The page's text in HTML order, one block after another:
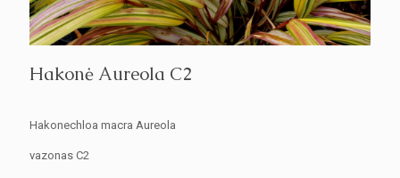
Hakonė Aureola C2
Hakonechloa macra Aureola
vazonas C2